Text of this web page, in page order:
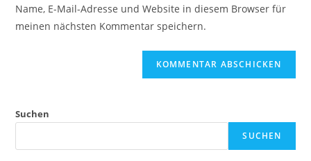
Kommentieren
ein
Name, E-Mail-Adresse und Website in diesem Browser für
meinen nächsten Kommentar speichern.
Suchen
SUCHEN